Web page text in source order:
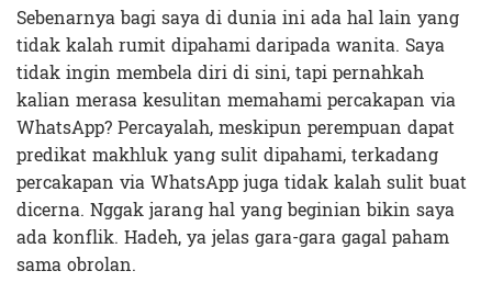
Sebenarnya bagi saya di dunia ini ada hal lain yang
tidak kalah rumit dipahami daripada wanita. Saya
tidak ingin membela diri di sini, tapi pernahkah
kalian merasa kesulitan memahami percakapan via
WhatsApp? Percayalah, meskipun perempuan dapat
predikat makhluk yang sulit dipahami, terkadang
percakapan via WhatsApp juga tidak kalah sulit buat
dicerna. Nggak jarang hal yang beginian bikin saya
ada konflik. Hadeh, ya jelas gara-gara gagal paham
sama obrolan.